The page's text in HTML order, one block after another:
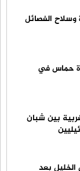
الفصائل
3 من قادة حماس في
بين شبان
بعد